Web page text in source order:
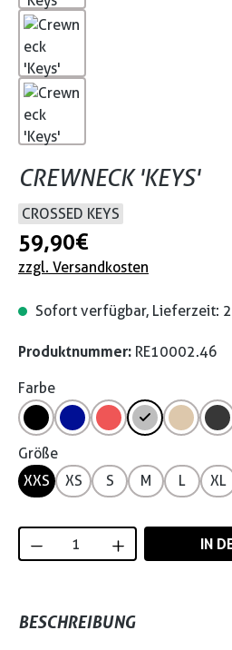
CREWNECK 'KEYS'
CROSSED KEYS
59,90 €
zzgl. Versandkosten
Sofort verfügbar, Lieferzeit:
Produktnummer: RE10002.46
Farbe
Größe
XXS
XS S M L XL
Produkt Anzahl: GibIN
BESCHREIBUNG